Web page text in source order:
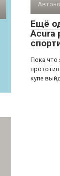
Ещё
Acura
Пока что
купе